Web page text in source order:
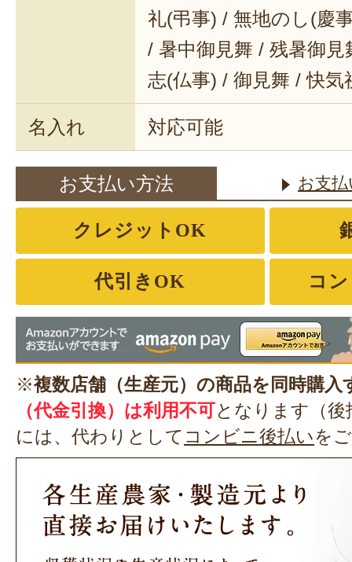
礼(弔事) / 無地のし(慶
/ 暑中御見舞 / 残暑御
志(仏事) / 御見舞 / 快気
名入れ 対応可能
お支払い方法 お支
クレジットOK
代引きOK コ
※複数店舗（生産元）の商品を同時購入
（代金引換）は利用不可となります（
には、代わりとして コンビニ後払いを